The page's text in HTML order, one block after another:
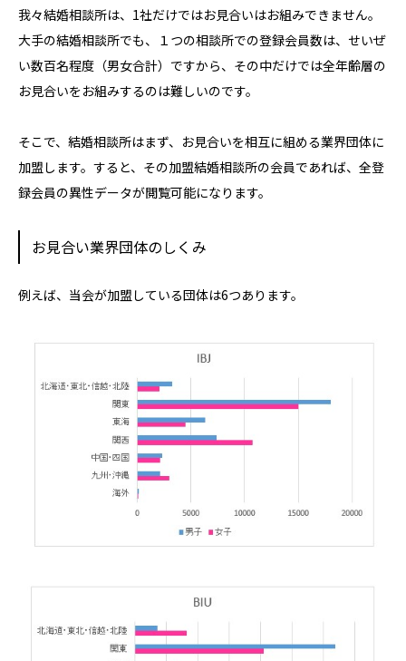
我々結婚相談所は、1社だけではお見合いはお組みできません。
大手の結婚相談所でも、１つの相談所での登録会員数は、せいぜ
い数百名程度（男女合計）ですから、その中だけでは全年齢層の
お見合いをお組みするのは難しいのです。
そこで、結婚相談所はまず、お見合いを相互に組める業界団体に
加盟します。すると、その加盟結婚相談所の会員であれば、全登
録会員の異性データが閲覧可能になります。
お見合い業界団体のしくみ
例えば、当会が加盟している団体は6つあります。